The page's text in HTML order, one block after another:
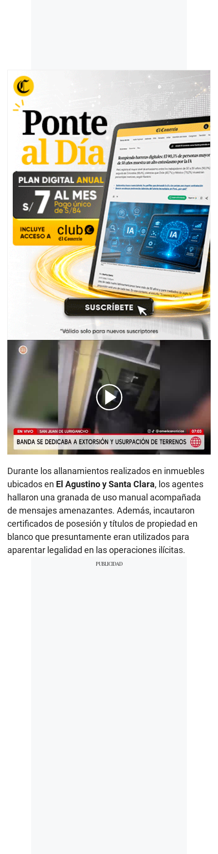
00:00/05:42
Durante los allanamientos realizados en inmuebles
ubicados en El Agustino y Santa Clara, los agentes
hallaron una granada de uso manual acompañada
de mensajes amenazantes. Además, incautaron
certificados de posesión y títulos de propiedad en
blanco que presuntamente eran utilizados para
aparentar legalidad en las operaciones ilícitas.